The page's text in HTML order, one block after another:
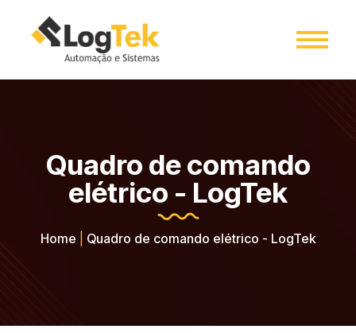
Quadro de comando
elétrico - LogTek
Home Quadro de comando elétrico - LogTek